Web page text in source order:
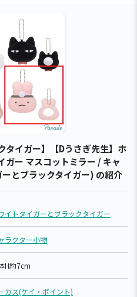
タイガー】【Dうさぎ先生】ホ
ガー マスコットミラー / キャ
とブラックタイガー) の紹介
イトタイガーとブラックタイガー
ラクター小物
H約7cm
カス(ケイ・ポイント)